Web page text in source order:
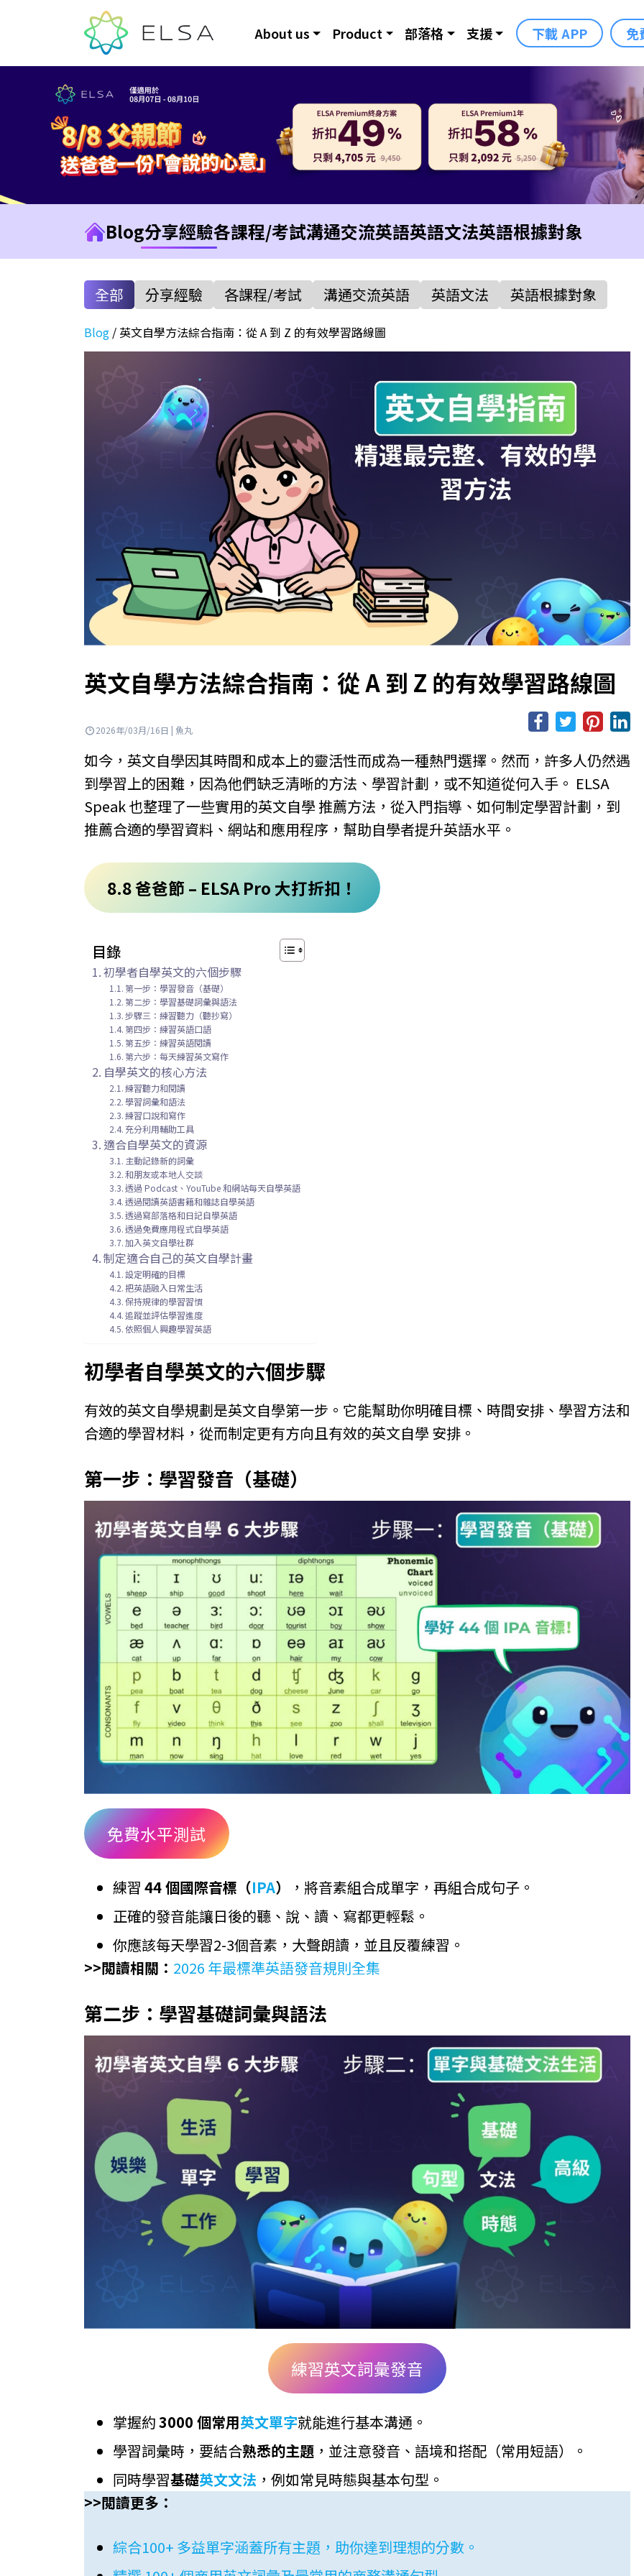
About us Product 部落格 支援 下載 APP 免
Blog分享經驗各課程/考試溝通交流英語英語文法英語根據對象
全部 分享經驗 各課程/考試 溝通交流英語 英語文法 英語根據對象
Blog / 英文自學方法綜合指南：從 A 到 Z 的有效學習路線圖
英文自學方法綜合指南：從 A 到 Z 的有效學習路線圖
2026年/03月/16日 | 魚丸
如今，英文自學因其時間和成本上的靈活性而成為一種熱門選擇。然而，許多人仍然遇
到學習上的困難，因為他們缺乏清晰的方法、學習計劃，或不知道從何入手。 ELSA
Speak 也整理了一些實用的英文自學 推薦方法，從入門指導、如何制定學習計劃，到
推薦合適的學習資料、網站和應用程序，幫助自學者提升英語水平。
8.8 爸爸節 – ELSA Pro 大打折扣！
目錄
初學者自學英文的六個步驟
第一步：學習發音（基礎）
第二步：學習基礎詞彙與語法
步驟三：練習聽力（聽抄寫）
第四步：練習英語口語
第五步：練習英語閱讀
第六步：每天練習英文寫作
自學英文的核心方法
練習聽力和閱讀
學習詞彙和語法
練習口說和寫作
充分利用輔助工具
適合自學英文的資源
主動記錄新的詞彙
和朋友或本地人交談
透過 Podcast、YouTube 和網站每天自學英語
透過閱讀英語書籍和雜誌自學英語
透過寫部落格和日記自學英語
透過免費應用程式自學英語
加入英文自學社群
制定適合自己的英文自學計畫
設定明確的目標
把英語融入日常生活
保持規律的學習習慣
追蹤並評估學習進度
依照個人興趣學習英語
初學者自學英文的六個步驟
有效的英文自學規劃是英文自學第一步。它能幫助你明確目標、時間安排、學習方法和
合適的學習材料，從而制定更有方向且有效的英文自學 安排。
第一步：學習發音（基礎）
免費水平測試
練習 44 個國際音標（IPA）
，將音素組合成單字，再組合成句子。
正確的發音能讓日後的聽、說、讀、寫都更輕鬆。
你應該每天學習2-3個音素，大聲朗讀，並且反覆練習。
>>閲讀相關： 2026 年最標準英語發音規則全集
第二步：學習基礎詞彙與語法
練習英文詞彙發音
掌握約3000 個常用英文單字就能進行基本溝通。
學習詞彙時，要結合熟悉的主題 ，並注意發音、語境和搭配（常用短語）。
同時學習基礎英文文法 ，例如常見時態與基本句型。
>>閲讀更多：
綜合100+ 多益單字涵蓋所有主題，助你達到理想的分數。